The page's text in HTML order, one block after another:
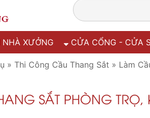
NHÀ XƯỞNG CỬA CỔNG - CỬA
» Thi Công Cầu Thang Sắt » Làm
SẮT PHÒNG TRỌ,